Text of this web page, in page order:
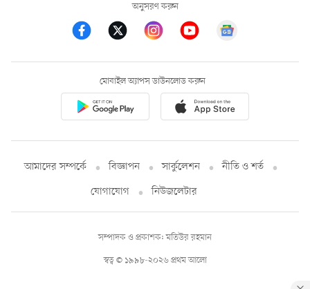
অনুসরণ করুন
মোবাইল অ্যাপস ডাউনলোড করুন
আমাদের সম্পর্কে বিজ্ঞাপন সার্কুলেশন
নীতি ও শর্ত
যোগাযোগ
নিউজলেটার
স্বত্ব © ১৯৯৮-২০২৬ প্রথম আলো
সম্পাদক ও প্রকাশক: মতিউর রহমান